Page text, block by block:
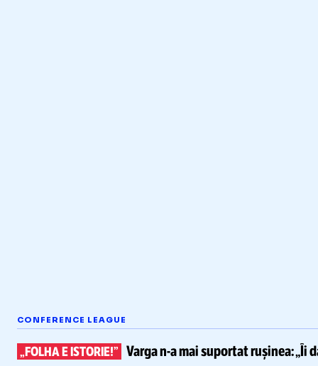
CONFERENCE LEAGUE
„FOLHA E ISTORIE!” Vargan-amai suportat rușinea:„Îi